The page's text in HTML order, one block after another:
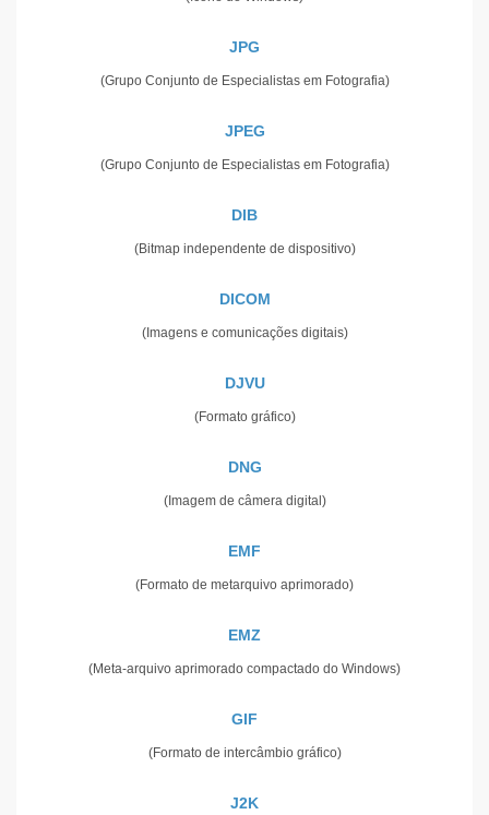
JPG
(Grupo Conjunto de Especialistas em Fotografia)
JPEG
(Grupo Conjunto de Especialistas em Fotografia)
DIB
(Bitmap independente de dispositivo)
DICOM
(Imagens e comunicações digitais)
DJVU
(Formato gráfico)
DNG
(Imagem de câmera digital)
EMF
(Formato de metarquivo aprimorado)
EMZ
(Meta-arquivo aprimorado compactado do Windows)
GIF
(Formato de intercâmbio gráfico)
J2K